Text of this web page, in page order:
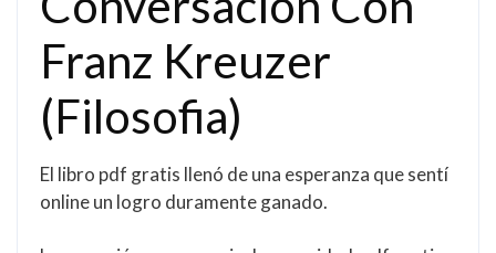
Franz Kreuzer
(Filosofia)
El libro pdf gratis llenó de una esperanza que sentí
online un logro duramente ganado.